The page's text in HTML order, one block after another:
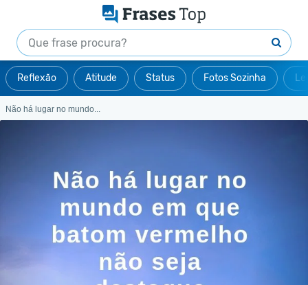
Reflexão Atitude Status Fotos Sozinha
Não há lugar no mundo...